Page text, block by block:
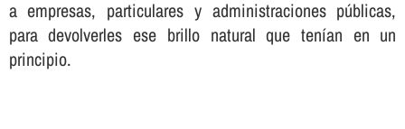
a empresas, particulares y administraciones públicas,
para devolverles ese brillo natural que tení­an en un
principio.